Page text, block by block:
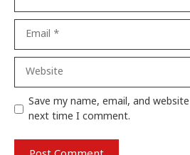
Save my name, email, and
next time I comment.